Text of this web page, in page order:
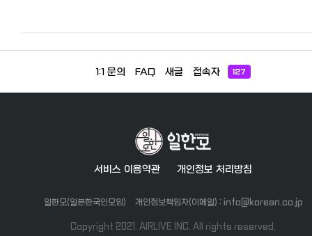
1:1 문의 FAQ 새글 접속자 127
서비스 이용약관 개인정보 처리방침
일한모(일본한국인모임) 개인정보책임자(이메일) : info@korean.co.jp
Copyright 2021. AIRLIVE INC. All rights reserved.